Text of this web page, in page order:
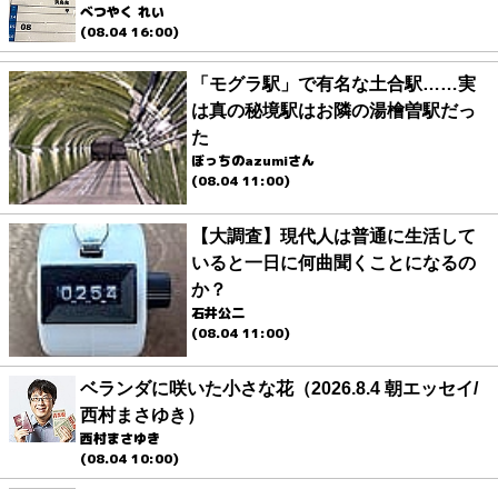
べつやく れい
(08.04 16:00)
「モグラ駅」で有名な土合駅……実
は真の秘境駅はお隣の湯檜曽駅だっ
た
ぼっちのazumiさん
(08.04 11:00)
【大調査】現代人は普通に生活して
いると一日に何曲聞くことになるの
か？
石井公二
(08.04 11:00)
ベランダに咲いた小さな花（2026.8.4 朝エッセイ/
西村まさゆき）
西村まさゆき
(08.04 10:00)